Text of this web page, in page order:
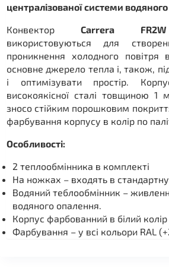
централізованої системи
КонвекторCarrera
використовуються для
проникнення холодного
основне джерело тепла і, також,
і оптимізувати простір.
високоякісної сталі товщиною 1
зносо стійким порошковим
фарбування корпусу в колір по
Особливості:
2 теплообмінника в комплекті
На ножках – входять в
Водяний теблообмінник –
водяного опалення.
Корпус фарбованний в білий колір
Фарбування – у всі кольори RAL